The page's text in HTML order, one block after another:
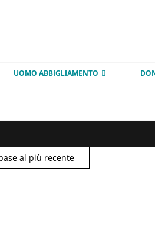
UOMO ABBIGLIAMENTO